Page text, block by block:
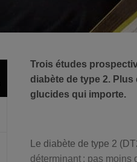
Trois études
diabète de type 2. Plus
glucides qui importe.
Le diabète de type 2
déterminant : pas moins